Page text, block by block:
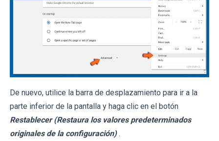
De nuevo, utilice la barra de desplazamiento para ir a la
parte inferior de la pantalla y haga clic en el botón
Restablecer (Restaura los valores predeterminados
originales de la configuración) .